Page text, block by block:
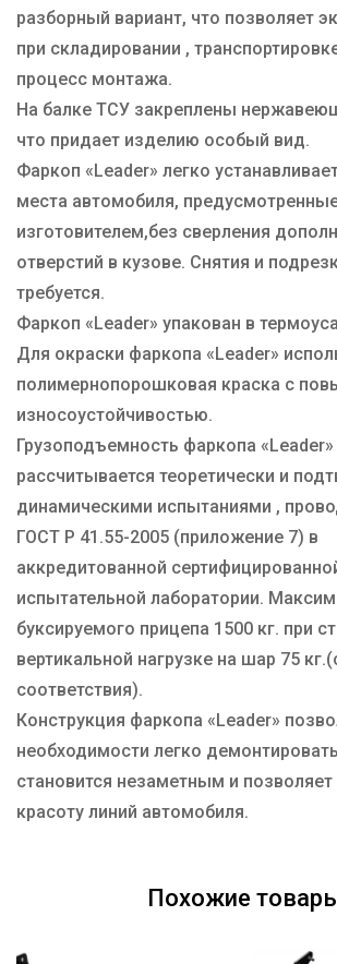
разборный вариант, что позволяет
при складировании ,
процесс монтажа.
На балке ТСУ закреплены
что придает изделию особый вид.
Фаркоп «Leader» легко
места автомобиля,
изготовителем,без сверления
отверстий в кузове. Снятия и
требуется.
Фаркоп «Leader» упакован в
Для окраски фаркопа «Leader»
полимернопорошковая краска с
износоустойчивостью.
Грузоподъемность фаркопа «Leader»
рассчитывается теоретически и
динамическими испытаниями ,
ГОСТ Р 41.55-2005 (приложение 7) в
аккредитованной
испытательной лаборатории.
буксируемого прицепа 1500 кг. при
вертикальной нагрузке на шар 75
соответствия).
Конструкция фаркопа «Leader»
необходимости легко
становится незаметным и позволяет
красоту линий автомобиля.
Похожие